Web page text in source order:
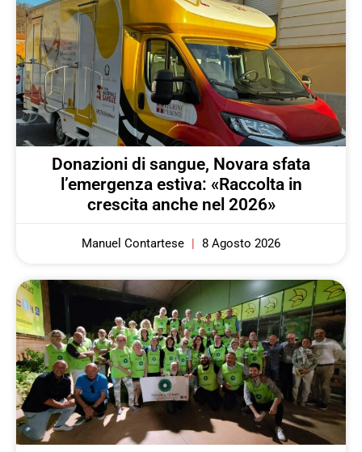
Donazioni di sangue, Novara sfata
l’emergenza estiva: «Raccolta in
crescita anche nel 2026»
Manuel Contartese 8 Agosto 2026